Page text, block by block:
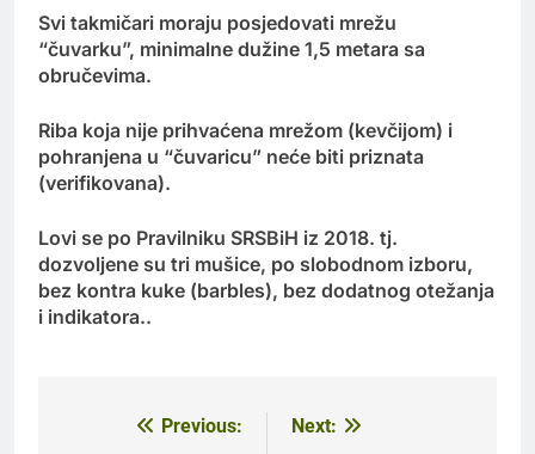
Svi takmičari moraju posjedovati mrežu
“čuvarku”, minimalne dužine 1,5 metara sa
obručevima.
Riba koja nije prihvaćena mrežom (kevčijom) i
pohranjena u “čuvaricu” neće biti priznata
(verifikovana).
Lovi se po Pravilniku SRSBiH iz 2018. tj.
dozvoljene su tri mušice, po slobodnom izboru,
bez kontra kuke (barbles), bez dodatnog otežanja
i indikatora..
NavigacijaPrevious:
Next: